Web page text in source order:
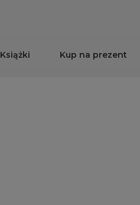
Książki Kup na prezent